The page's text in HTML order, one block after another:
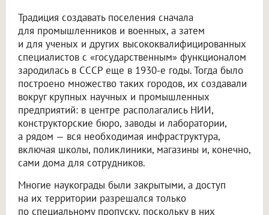
Традиция создавать поселения сначала
для промышленников и военных, а затем
и для ученых и других высококвалифицированных
специалистов с «государственным» функционалом
зародилась в СССР еще в 1930-е годы. Тогда было
построено множество таких городов, их создавали
вокруг крупных научных и промышленных
предприятий: в центре располагались НИИ,
конструкторские бюро, заводы и лаборатории,
а рядом — вся необходимая инфраструктура,
включая школы, поликлиники, магазины и, конечно,
сами дома для сотрудников.
Многие наукограды были закрытыми, а доступ
на их территории разрешался только
по специальному пропуску, поскольку в них